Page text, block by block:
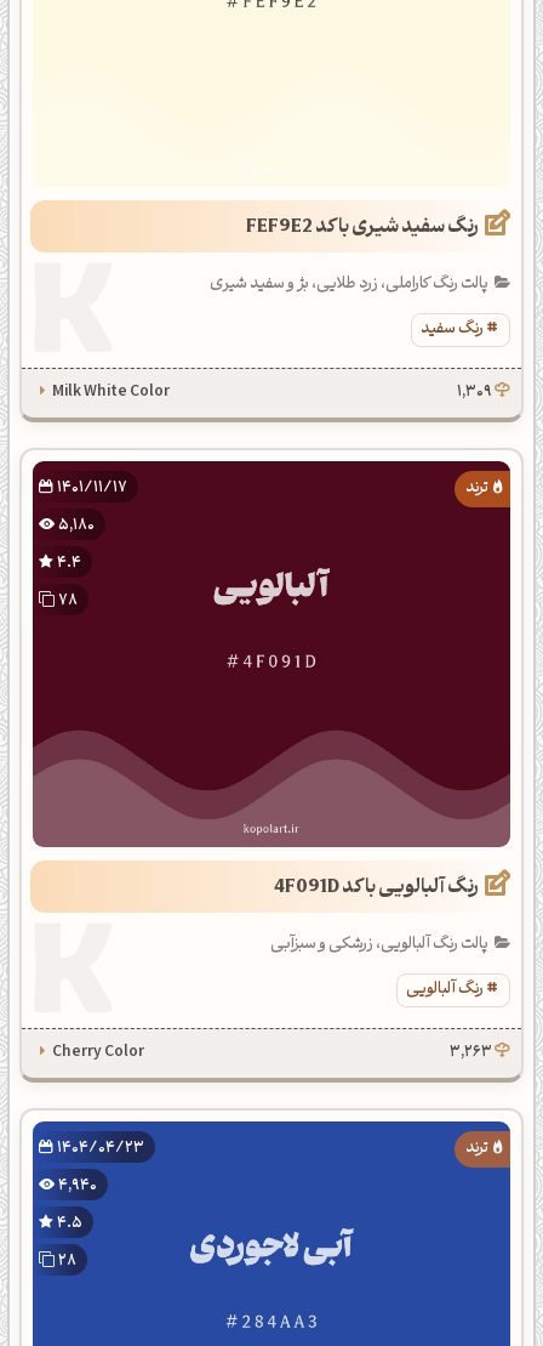
رنگ سفید شیری با کد FEF9E2
پالت رنگ کاراملی، زرد طلایی، بژ و سفید شیری
رنگ سفید
1,309
Milk White Color
1401/11/17
5,180
4.4
78
رنگ آلبالویی با کد 4F091D
پالت رنگ آلبالویی، زرشکی و سبزآبی
رنگ آلبالویی
3,263
Cherry Color
1404/04/23
4,940
4.5
28